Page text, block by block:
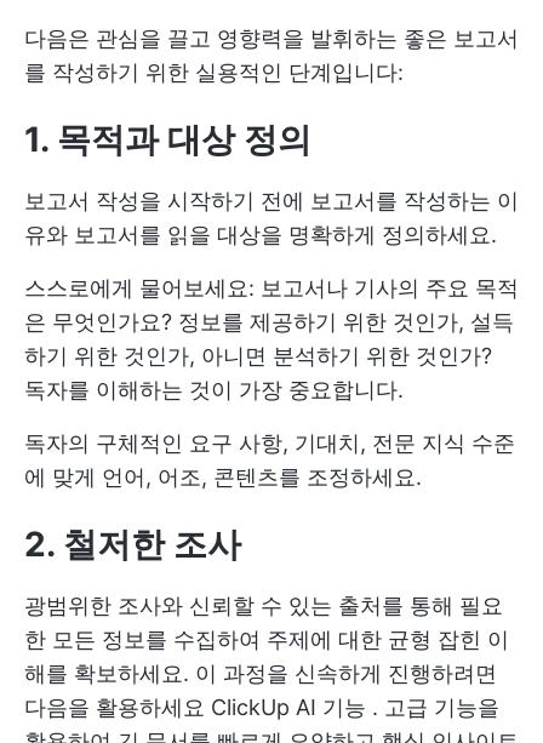
다음은 관심을 끌고 영향력을 발휘하는 좋은 보고서
를 작성하기 위한 실용적인 단계입니다:
1. 목적과 대상 정의
보고서 작성을 시작하기 전에 보고서를 작성하는 이
유와 보고서를 읽을 대상을 명확하게 정의하세요.
스스로에게 물어보세요: 보고서나 기사의 주요 목적
은 무엇인가요? 정보를 제공하기 위한 것인가, 설득
하기 위한 것인가, 아니면 분석하기 위한 것인가?
독자를 이해하는 것이 가장 중요합니다.
독자의 구체적인 요구 사항, 기대치, 전문 지식 수준
에 맞게 언어, 어조, 콘텐츠를 조정하세요.
2. 철저한 조사
광범위한 조사와 신뢰할 수 있는 출처를 통해 필요
한 모든 정보를 수집하여 주제에 대한 균형 잡힌 이
해를 확보하세요. 이 과정을 신속하게 진행하려면
다음을 활용하세요 ClickUp AI 기능 . 고급 기능을